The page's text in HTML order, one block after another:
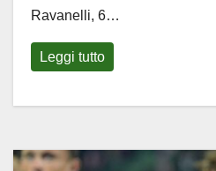
Ravanelli, 6…
Leggi tutto